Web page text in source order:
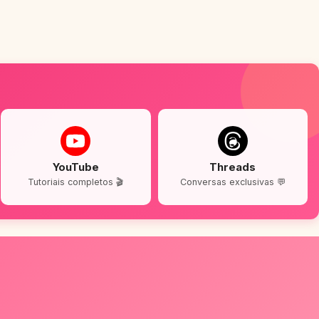
YouTube
Tutoriais completos 🎬
Threads
Conversas exclusivas 💬